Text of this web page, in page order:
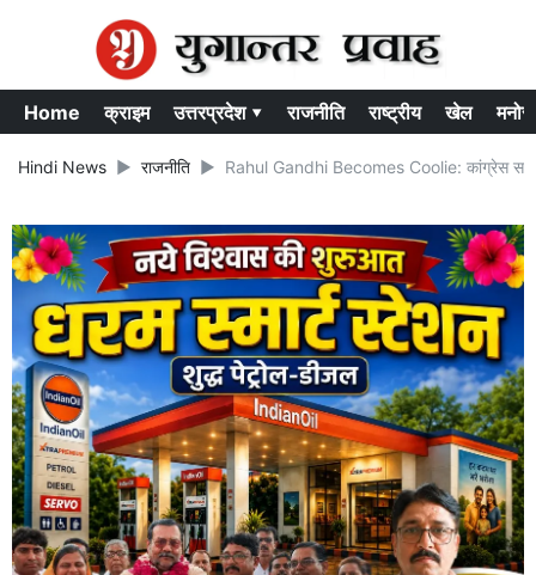
Home क्राइम उत्तरप्रदेश ▾ राजनीति राष्ट्रीय खेल
Hindi News राजनीति Rahul Gandhi Becomes Coolie: कांग्रेस